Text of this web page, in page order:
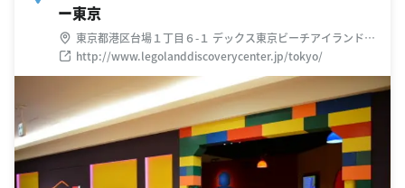
ー東京
東京都港区台場１丁目６-１ デックス東京ビーチアイランドモ
ール 3階
http://www.legolanddiscoverycenter.jp/tokyo/